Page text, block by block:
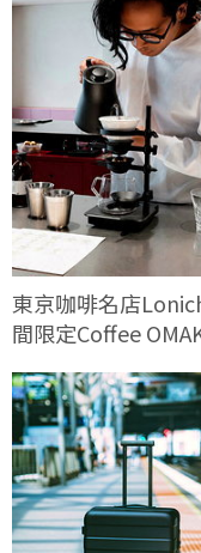
東京咖啡名店
間限定Coffee